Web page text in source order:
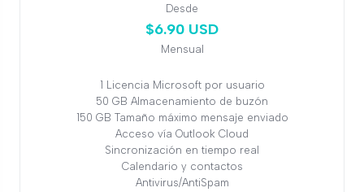
Desde
$6.90 USD
Mensual
1 Licencia Microsoft por usuario
50 GB Almacenamiento de buzón
150 GB Tamaño máximo mensaje enviado
Acceso vía Outlook Cloud
Sincronización en tiempo real
Calendario y contactos
Antivirus/AntiSpam